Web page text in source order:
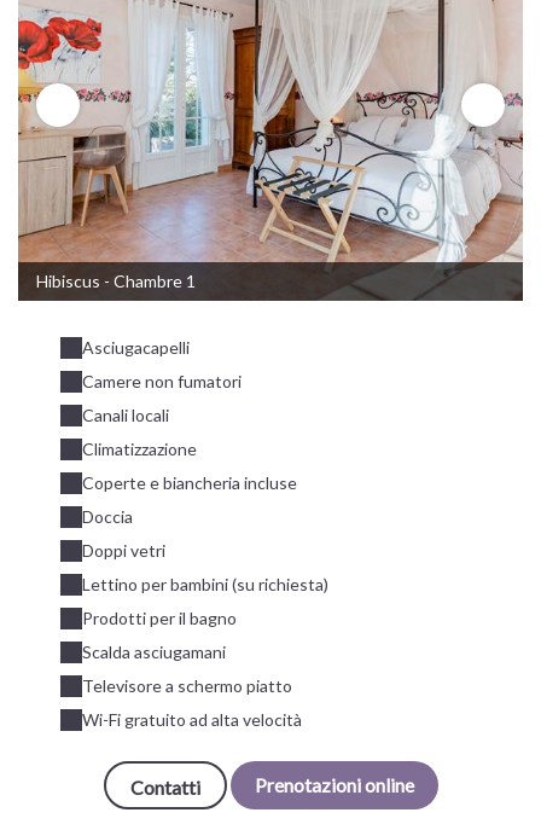
Hibiscus - Chambre 1
Asciugacapelli
Camere non fumatori
Canali locali
Climatizzazione
Coperte e biancheria incluse
Doccia
Doppi vetri
Lettino per bambini (su richiesta)
Prodotti per il bagno
Scalda asciugamani
Televisore a schermo piatto
Wi-Fi gratuito ad alta velocità
Contatti Prenotazioni online